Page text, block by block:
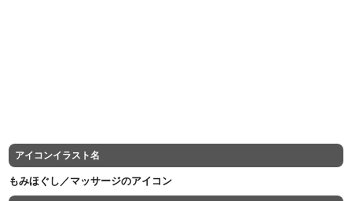
アイコンイラスト名
もみほぐし／マッサージのアイコン